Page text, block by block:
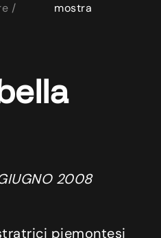
/
mostra
2008
piemontesi